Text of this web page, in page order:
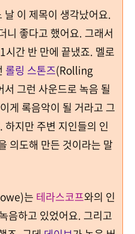
날 이 제목이 생각났어요.
니 좋다고 했어요. 그래서
시간 반 만에 끝냈죠. 멜로
롤링 스톤즈(Rolling
서 그런 사운드로 녹음 될
이게 록음악이 될 거라고 그
.하지만 주변 지인들의 인
의도해 만든 것이라는 말
는 테라스코프와의 인
음하고 있었어요. 그리고